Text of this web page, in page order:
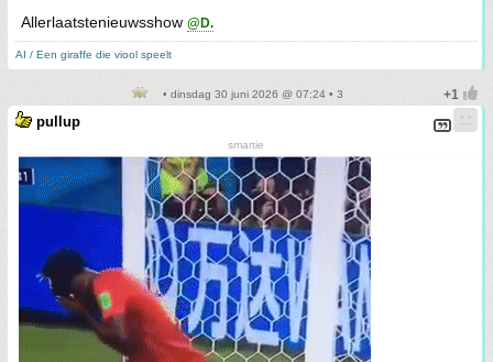
Allerlaatstenieuwsshow @D.
AI / Een giraffe die viool speelt
• dinsdag 30 juni 2026 @ 07:24 • 3
pullup
smartie